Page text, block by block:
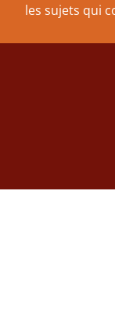
les sujets qui